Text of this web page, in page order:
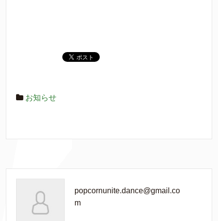
お知らせ
popcornunite.dance@gmail.co
m